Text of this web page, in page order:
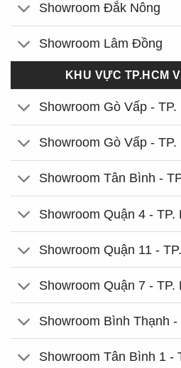
Showroom Đắk Nông
Showroom Lâm Đồng
KHU VỰC TP.HCM
Showroom Gò Vấp - TP.
Showroom Gò Vấp - TP.
Showroom Tân Bình -
Showroom Quận 4 - TP.
Showroom Quận 11 -
Showroom Quận 7 - TP.
Showroom Bình Thạnh -
Showroom Tân Bình 1 -